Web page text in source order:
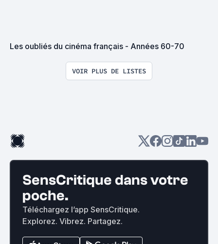
Les oubliés du cinéma français - Années 60-70
VOIR PLUS DE LISTES
SensCritique dans votre
poche.
Téléchargez l’app SensCritique.
Explorez. Vibrez. Partagez.